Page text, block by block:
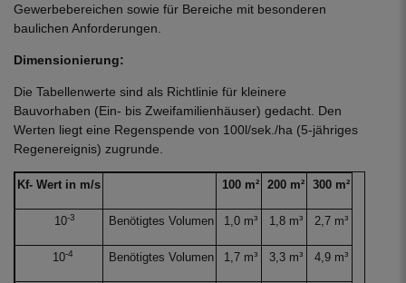
Gewerbebereichen sowie für Bereiche mit besonderen
baulichen Anforderungen.
Dimensionierung:
Die Tabellenwerte sind als Richtlinie für kleinere
Bauvorhaben (Ein- bis Zweifamilienhäuser) gedacht. Den
Werten liegt eine Regenspende von 100l/sek./ha (5-jähriges
Regenereignis) zugrunde.
Kf- Wert in m/s 100 m² 200 m² 300 m²
10-3 Benötigtes Volumen 1,0 m³ 1,8 m³ 2,7 m³
10-4 Benötigtes Volumen 1,7 m³ 3,3 m³ 4,9 m³